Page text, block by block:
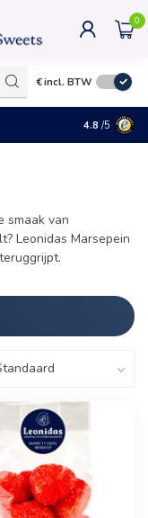
0
€incl. BTW
4.8 /5
smaak van
Leonidas Marsepein